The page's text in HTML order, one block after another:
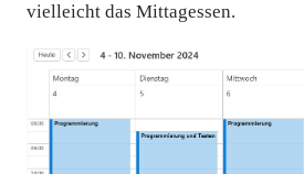
vielleicht das Mittagessen.